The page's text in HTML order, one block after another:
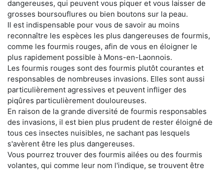
dangereuses, qui peuvent vous piquer et vous laisser de
grosses boursouflures ou bien boutons sur la peau.
Il est indispensable pour vous de savoir au moins
reconnaître les espèces les plus dangereuses de fourmis,
comme les fourmis rouges, afin de vous en éloigner le
plus rapidement possible à Mons-en-Laonnois.
Les fourmis rouges sont des fourmis plutôt courantes et
responsables de nombreuses invasions. Elles sont aussi
particulièrement agressives et peuvent infliger des
piqûres particulièrement douloureuses.
En raison de la grande diversité de fourmis responsables
des invasions, il est bien plus prudent de rester éloigné de
tous ces insectes nuisibles, ne sachant pas lesquels
s'avèrent être les plus dangereuses.
Vous pourrez trouver des fourmis ailées ou des fourmis
volantes, qui comme leur nom l'indique, se trouvent être